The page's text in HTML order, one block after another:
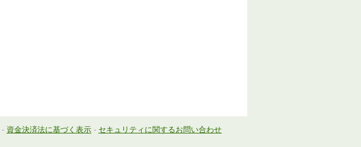
- 資金決済法に基づく表示 - セキュリティに関するお問い合わせ